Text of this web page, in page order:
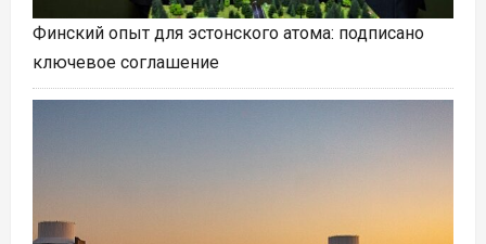
Финский опыт для эстонского атома: подписано
ключевое соглашение